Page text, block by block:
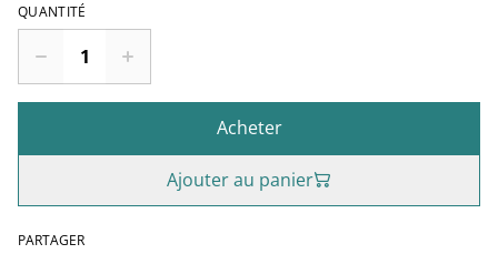
QUANTITÉ
Acheter
Ajouter au panier
PARTAGER